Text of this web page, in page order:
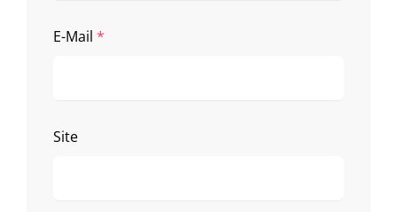
E-Mail *
Site